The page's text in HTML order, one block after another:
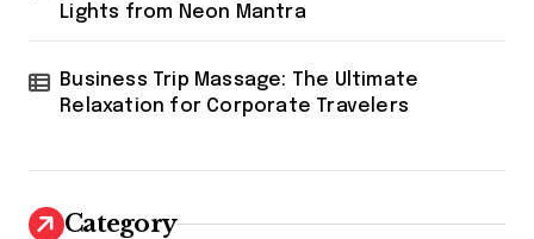
Lights from Neon Mantra
Business Trip Massage: The Ultimate
Relaxation for Corporate Travelers
Category